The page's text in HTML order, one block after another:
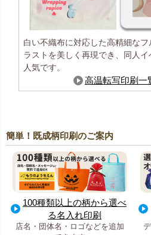
白い不織布に対応した高精細な
ラストを美しく再現でき、同人
人気です。
高温転写印刷一
簡単！既成柄印刷のご案内
100種類以上の柄から選べ
る名入れ印刷
店名・団体名・ロゴなどを追加